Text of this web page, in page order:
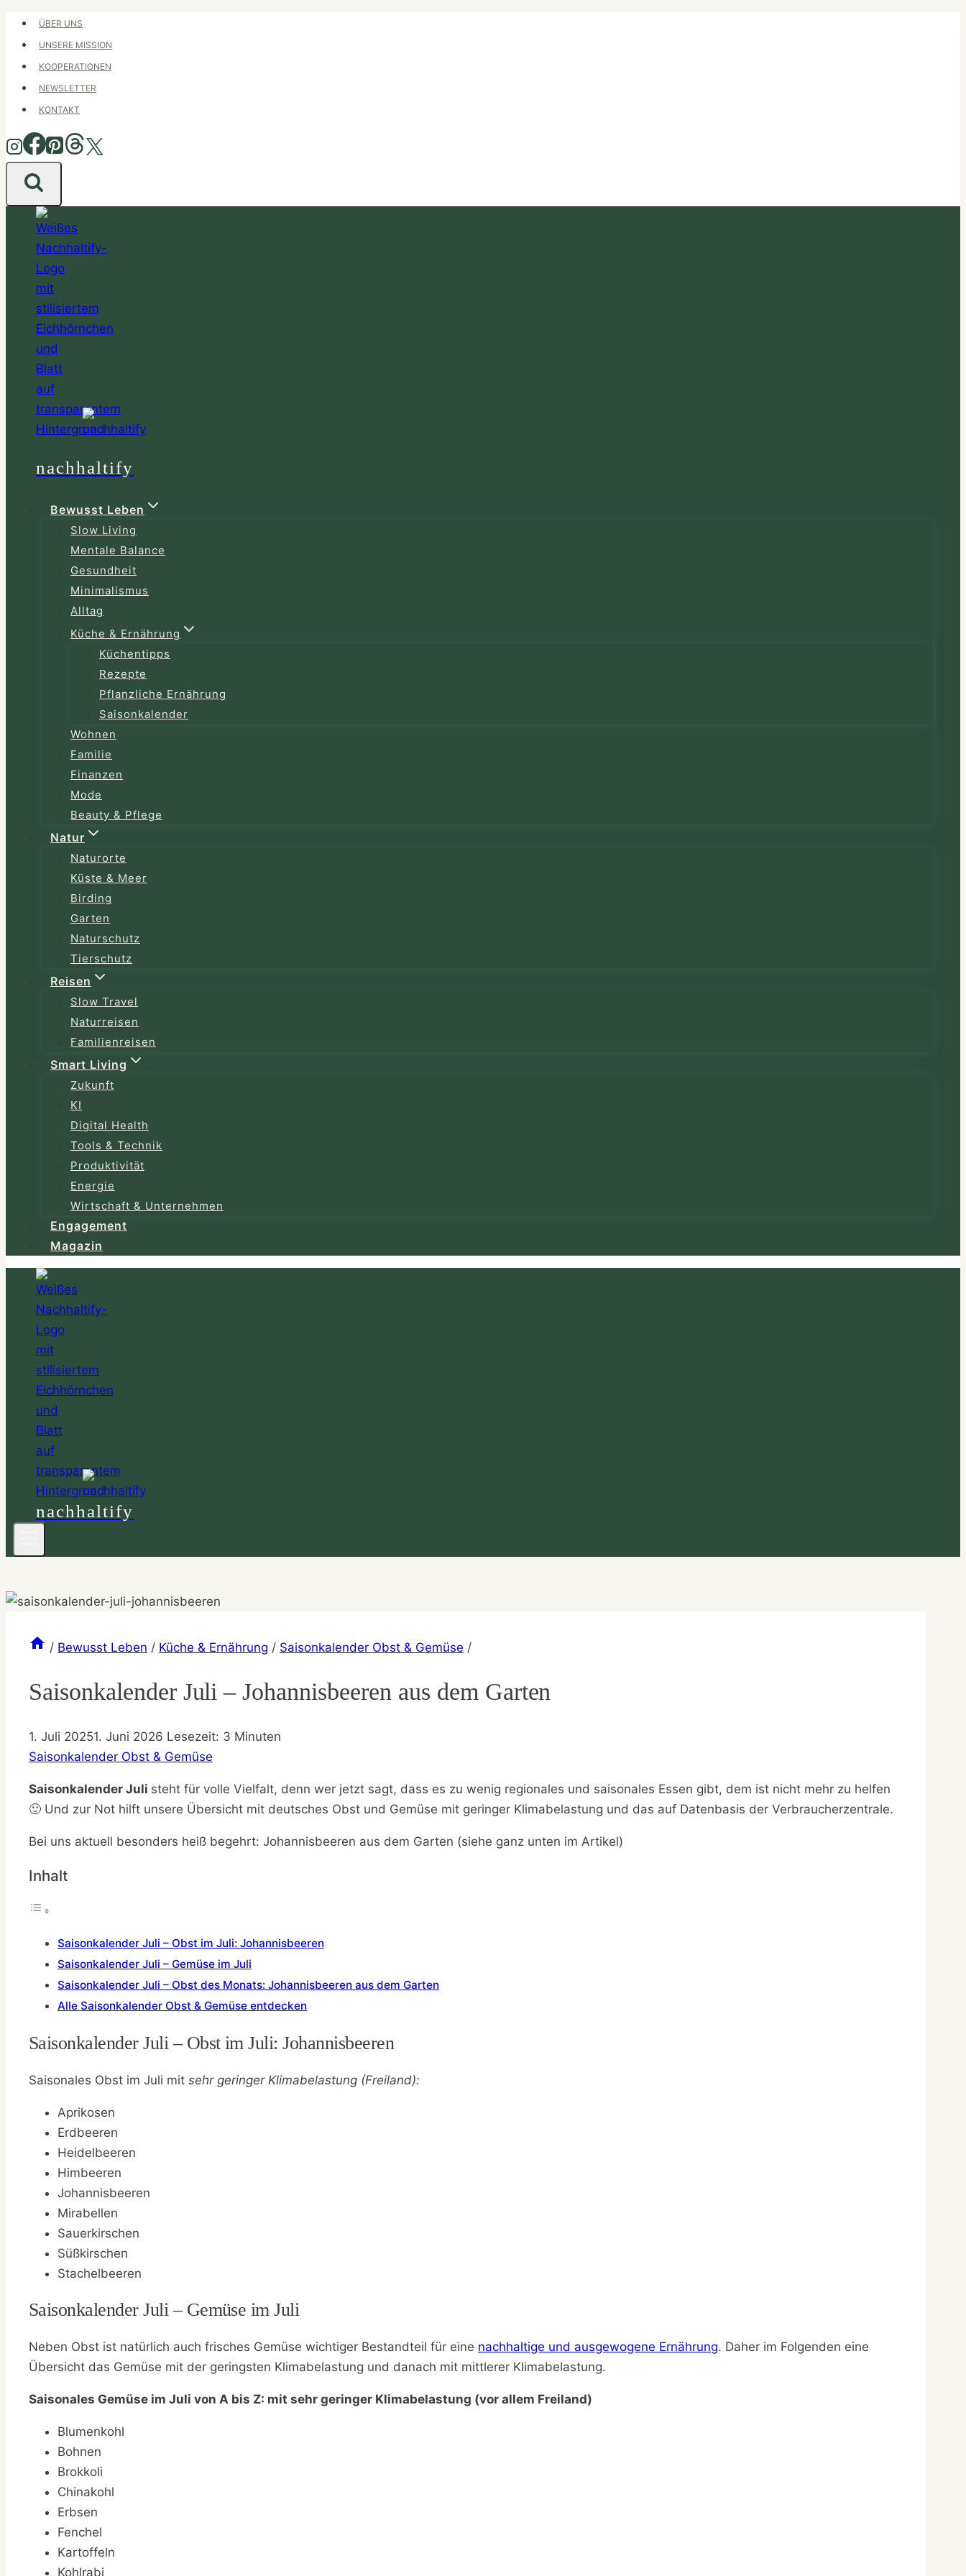
Zum
Inhalt
springen
ÜBER UNS
UNSERE MISSION
KOOPERATIONEN
NEWSLETTER
KONTAKT
nachhaltify
Bewusst Leben
Slow Living
Mentale Balance
Gesundheit
Minimalismus
Alltag
Küche & Ernährung
Küchentipps
Rezepte
Pflanzliche Ernährung
Saisonkalender
Wohnen
Familie
Finanzen
Mode
Beauty & Pflege
Natur
Naturorte
Küste & Meer
Birding
Garten
Naturschutz
Tierschutz
Reisen
Slow Travel
Naturreisen
Familienreisen
Smart Living
Zukunft
KI
Digital Health
Tools & Technik
Produktivität
Energie
Wirtschaft & Unternehmen
Engagement
Magazin
nachhaltify
/ Bewusst Leben / Küche & Ernährung / Saisonkalender Obst & Gemüse /
Saisonkalender Juli – Johannisbeeren aus dem Garten
1. Juli 20251. Juni 2026 Lesezeit: 3 Minuten
Saisonkalender Obst & Gemüse
Saisonkalender Juli steht für volle Vielfalt, denn wer jetzt sagt, dass es zu wenig regionales und saisonales Essen gibt, dem ist nicht mehr zu helfen
🙂 Und zur Not hilft unsere Übersicht mit deutsches Obst und Gemüse mit geringer Klimabelastung und das auf Datenbasis der Verbraucherzentrale.
Bei uns aktuell besonders heiß begehrt: Johannisbeeren aus dem Garten (siehe ganz unten im Artikel)
Inhalt
Saisonkalender Juli – Obst im Juli: Johannisbeeren
Saisonkalender Juli – Gemüse im Juli
Saisonkalender Juli – Obst des Monats: Johannisbeeren aus dem Garten
Alle Saisonkalender Obst & Gemüse entdecken
Saisonkalender Juli – Obst im Juli: Johannisbeeren
Saisonales Obst im Juli mit sehr geringer Klimabelastung (Freiland):
Aprikosen
Erdbeeren
Heidelbeeren
Himbeeren
Johannisbeeren
Mirabellen
Sauerkirschen
Süßkirschen
Stachelbeeren
Saisonkalender Juli – Gemüse im Juli
Neben Obst ist natürlich auch frisches Gemüse wichtiger Bestandteil für eine nachhaltige und ausgewogene Ernährung. Daher im Folgenden eine
Übersicht das Gemüse mit der geringsten Klimabelastung und danach mit mittlerer Klimabelastung.
Saisonales Gemüse im Juli von A bis Z: mit sehr geringer Klimabelastung (vor allem Freiland)
Blumenkohl
Bohnen
Brokkoli
Chinakohl
Erbsen
Fenchel
Kartoffeln
Kohlrabi